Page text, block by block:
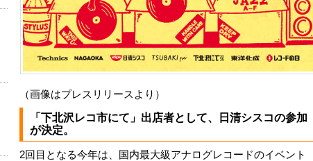
（画像はプレスリリースより）
「下北沢レコ市にて」出店者として、日清シスコの参加
が決定。
2回目となる今年は、国内最大級アナログレコードのイベント